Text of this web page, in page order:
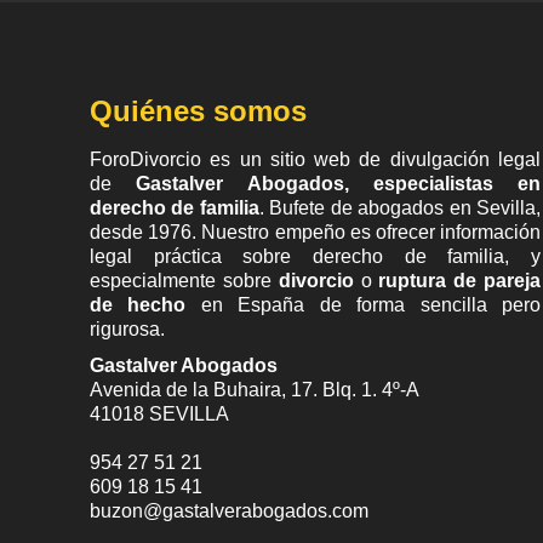
Quiénes somos
ForoDivorcio es un sitio web de divulgación legal
deGastalver Abogados, especialistas en
derecho de familia. Bufete deabogados en Sevilla,
desde 1976. Nuestro empeño es ofrecer información
legal práctica sobre derecho de familia, y
especialmente sobre divorcioo ruptura de pareja
de hecho en España de forma sencilla pero
rigurosa.
Gastalver Abogados
Avenida de la Buhaira, 17. Blq. 1. 4º-A
41018 SEVILLA
954 27 51 21
609 18 15 41
buzon@gastalverabogados.com